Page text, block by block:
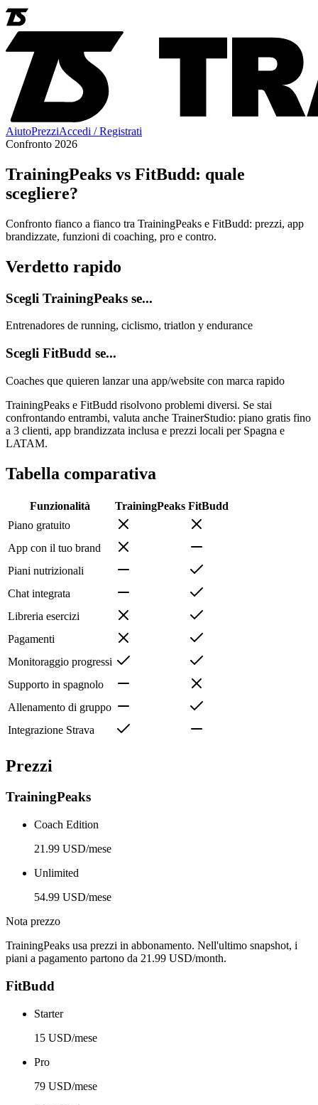
AiutoPrezziAccedi / Registrati
Confronto 2026
TrainingPeaks vs FitBudd: quale
scegliere?
Confronto fianco a fianco tra TrainingPeaks e FitBudd: prezzi, app
brandizzate, funzioni di coaching, pro e contro.
Verdetto rapido
Scegli TrainingPeaks se...
Entrenadores de running, ciclismo, triatlon y endurance
Scegli FitBudd se...
Coaches que quieren lanzar una app/website con marca rapido
TrainingPeaks e FitBudd risolvono problemi diversi. Se stai
confrontando entrambi, valuta anche TrainerStudio: piano gratis fino
a 3 clienti, app brandizzata inclusa e prezzi locali per Spagna e
LATAM.
Tabella comparativa
Funzionalità TrainingPeaks FitBudd
Piano gratuito
App con il tuo brand
Piani nutrizionali
Chat integrata
Libreria esercizi
Pagamenti
Monitoraggio progressi
Supporto in spagnolo
Allenamento di gruppo
Integrazione Strava
Prezzi
TrainingPeaks
Coach Edition
21.99 USD/mese
Unlimited
54.99 USD/mese
Nota prezzo
TrainingPeaks usa prezzi in abbonamento. Nell'ultimo snapshot, i
piani a pagamento partono da 21.99 USD/month.
FitBudd
Starter
15 USD/mese
Pro
79 USD/mese